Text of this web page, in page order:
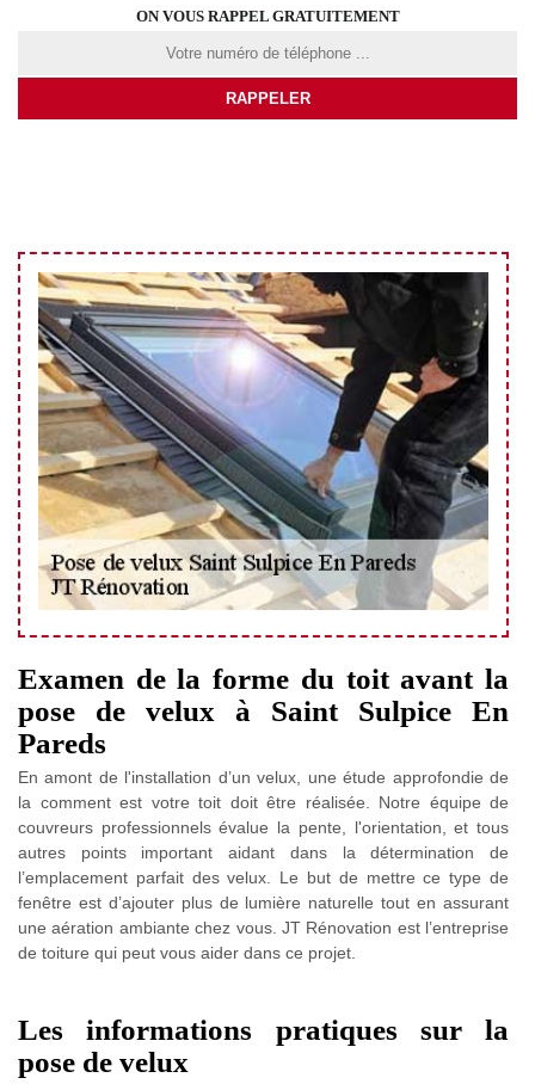
ON VOUS RAPPEL GRATUITEMENT
Examen de la forme du toit avant la
pose de velux à Saint Sulpice En
Pareds
En amont de l'installation d’un velux, une étude approfondie de
la comment est votre toit doit être réalisée. Notre équipe de
couvreurs professionnels évalue la pente, l'orientation, et tous
autres points important aidant dans la détermination de
l’emplacement parfait des velux. Le but de mettre ce type de
fenêtre est d’ajouter plus de lumière naturelle tout en assurant
une aération ambiante chez vous. JT Rénovation est l’entreprise
de toiture qui peut vous aider dans ce projet.
Les informations pratiques sur la
pose de velux